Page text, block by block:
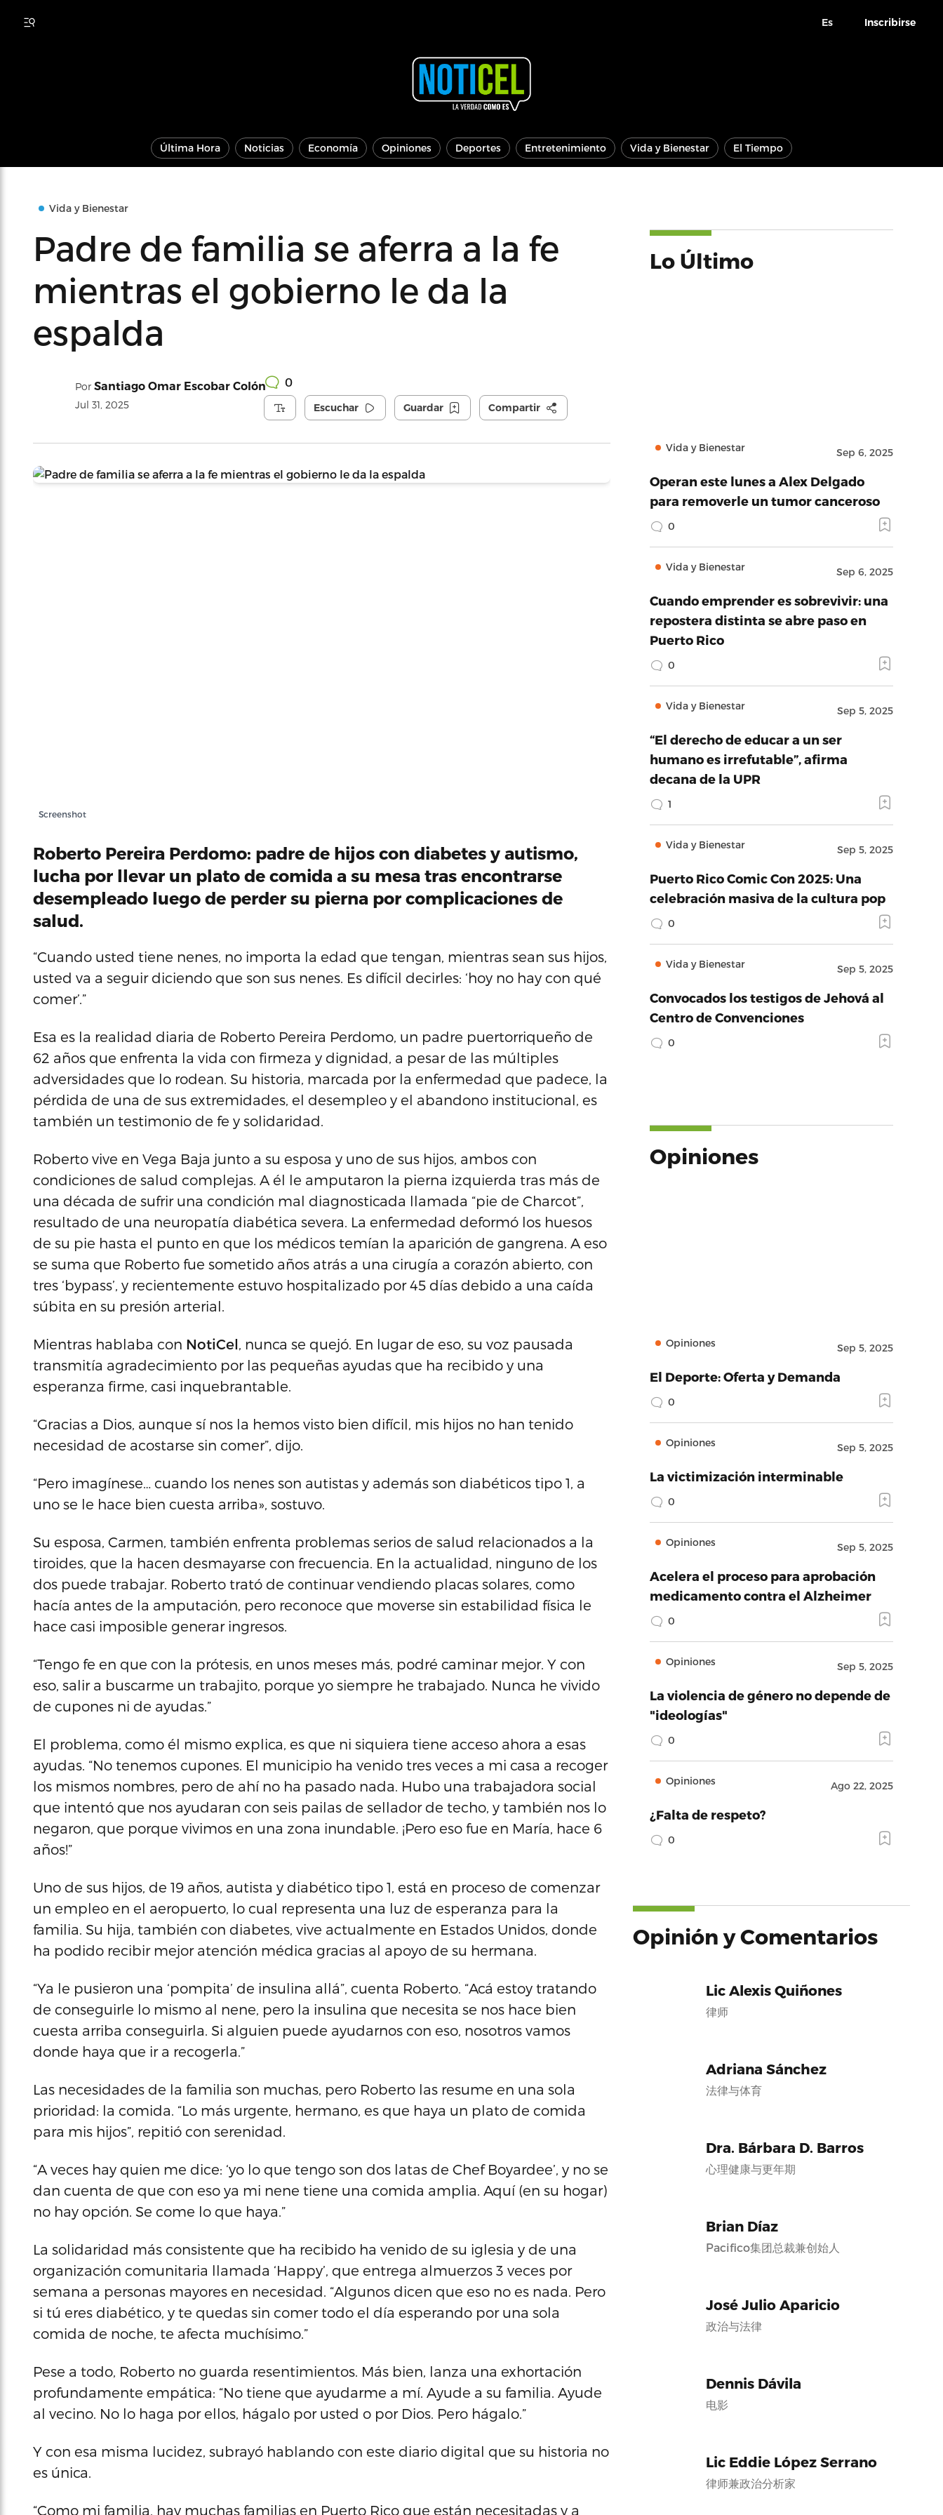
Es Inscribirse
Última Hora Noticias Economía Opiniones Deportes Entretenimiento Vida y Bienestar El Tiempo
Vida y Bienestar
Padre de familia se aferra a la fe
mientras el gobierno le da la
espalda
Por Santiago Omar Escobar Colón
Jul 31, 2025
0
Escuchar Guardar Compartir
Screenshot
Roberto Pereira Perdomo: padre de hijos con diabetes y autismo,
lucha por llevar un plato de comida a su mesa tras encontrarse
desempleado luego de perder su pierna por complicaciones de
salud.
“Cuando usted tiene nenes, no importa la edad que tengan, mientras sean sus hijos,
usted va a seguir diciendo que son sus nenes. Es difícil decirles: ‘hoy no hay con qué
comer’.”
Esa es la realidad diaria de Roberto Pereira Perdomo, un padre puertorriqueño de
62 años que enfrenta la vida con firmeza y dignidad, a pesar de las múltiples
adversidades que lo rodean. Su historia, marcada por la enfermedad que padece, la
pérdida de una de sus extremidades, el desempleo y el abandono institucional, es
también un testimonio de fe y solidaridad.
Roberto vive en Vega Baja junto a su esposa y uno de sus hijos, ambos con
condiciones de salud complejas. A él le amputaron la pierna izquierda tras más de
una década de sufrir una condición mal diagnosticada llamada “pie de Charcot”,
resultado de una neuropatía diabética severa. La enfermedad deformó los huesos
de su pie hasta el punto en que los médicos temían la aparición de gangrena. A eso
se suma que Roberto fue sometido años atrás a una cirugía a corazón abierto, con
tres ‘bypass’, y recientemente estuvo hospitalizado por 45 días debido a una caída
súbita en su presión arterial.
Mientras hablaba con NotiCel, nunca se quejó. En lugar de eso, su voz pausada
transmitía agradecimiento por las pequeñas ayudas que ha recibido y una
esperanza firme, casi inquebrantable.
“Gracias a Dios, aunque sí nos la hemos visto bien difícil, mis hijos no han tenido
necesidad de acostarse sin comer”, dijo.
“Pero imagínese… cuando los nenes son autistas y además son diabéticos tipo 1, a
uno se le hace bien cuesta arriba», sostuvo.
Su esposa, Carmen, también enfrenta problemas serios de salud relacionados a la
tiroides, que la hacen desmayarse con frecuencia. En la actualidad, ninguno de los
dos puede trabajar. Roberto trató de continuar vendiendo placas solares, como
hacía antes de la amputación, pero reconoce que moverse sin estabilidad física le
hace casi imposible generar ingresos.
“Tengo fe en que con la prótesis, en unos meses más, podré caminar mejor. Y con
eso, salir a buscarme un trabajito, porque yo siempre he trabajado. Nunca he vivido
de cupones ni de ayudas.”
El problema, como él mismo explica, es que ni siquiera tiene acceso ahora a esas
ayudas. “No tenemos cupones. El municipio ha venido tres veces a mi casa a recoger
los mismos nombres, pero de ahí no ha pasado nada. Hubo una trabajadora social
que intentó que nos ayudaran con seis pailas de sellador de techo, y también nos lo
negaron, que porque vivimos en una zona inundable. ¡Pero eso fue en María, hace 6
años!”
Uno de sus hijos, de 19 años, autista y diabético tipo 1, está en proceso de comenzar
un empleo en el aeropuerto, lo cual representa una luz de esperanza para la
familia. Su hija, también con diabetes, vive actualmente en Estados Unidos, donde
ha podido recibir mejor atención médica gracias al apoyo de su hermana.
“Ya le pusieron una ‘pompita’ de insulina allá”, cuenta Roberto. “Acá estoy tratando
de conseguirle lo mismo al nene, pero la insulina que necesita se nos hace bien
cuesta arriba conseguirla. Si alguien puede ayudarnos con eso, nosotros vamos
donde haya que ir a recogerla.”
Las necesidades de la familia son muchas, pero Roberto las resume en una sola
prioridad: la comida. “Lo más urgente, hermano, es que haya un plato de comida
para mis hijos”, repitió con serenidad.
“A veces hay quien me dice: ‘yo lo que tengo son dos latas de Chef Boyardee’, y no se
dan cuenta de que con eso ya mi nene tiene una comida amplia. Aquí (en su hogar)
no hay opción. Se come lo que haya.”
La solidaridad más consistente que ha recibido ha venido de su iglesia y de una
organización comunitaria llamada ‘Happy’, que entrega almuerzos 3 veces por
semana a personas mayores en necesidad. “Algunos dicen que eso no es nada. Pero
si tú eres diabético, y te quedas sin comer todo el día esperando por una sola
comida de noche, te afecta muchísimo.”
Pese a todo, Roberto no guarda resentimientos. Más bien, lanza una exhortación
profundamente empática: “No tiene que ayudarme a mí. Ayude a su familia. Ayude
al vecino. No lo haga por ellos, hágalo por usted o por Dios. Pero hágalo.”
Y con esa misma lucidez, subrayó hablando con este diario digital que su historia no
es única.
“Como mi familia, hay muchas familias en Puerto Rico que están necesitadas y a
Lo Último
Vida y Bienestar Sep 6, 2025
Operan este lunes a Alex Delgado
para removerle un tumor canceroso
0
Vida y Bienestar Sep 6, 2025
Cuando emprender es sobrevivir: una
repostera distinta se abre paso en
Puerto Rico
0
Vida y Bienestar Sep 5, 2025
“El derecho de educar a un ser
humano es irrefutable”, afirma
decana de la UPR
1
Vida y Bienestar Sep 5, 2025
Puerto Rico Comic Con 2025: Una
celebración masiva de la cultura pop
0
Vida y Bienestar Sep 5, 2025
Convocados los testigos de Jehová al
Centro de Convenciones
0
Opiniones
Opiniones Sep 5, 2025
El Deporte: Oferta y Demanda
0
Opiniones Sep 5, 2025
La victimización interminable
0
Opiniones Sep 5, 2025
Acelera el proceso para aprobación
medicamento contra el Alzheimer
0
Opiniones Sep 5, 2025
La violencia de género no depende de
"ideologías"
0
Opiniones Ago 22, 2025
¿Falta de respeto?
0
Opinión y Comentarios
Lic Alexis Quiñones
律师
Adriana Sánchez
法律与体育
Dra. Bárbara D. Barros
心理健康与更年期
Brian Díaz
Pacifico集团总裁兼创始人
José Julio Aparicio
政治与法律
Dennis Dávila
电影
Lic Eddie López Serrano
律师兼政治分析家